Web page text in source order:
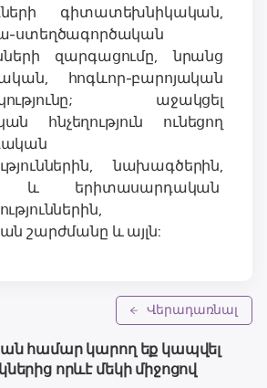
գիտատեխնիկական,
ստեղծագործական
զարգացումը, նրանց
հոգևոր-բարոյական
աջակցել
հնչեղություն ունեցող
նախագծերին,
և երիտասարդական
շարժմանը և այլն:
Վերադառնալ
համար կարող եք կապվել
որևէ մեկի միջոցով